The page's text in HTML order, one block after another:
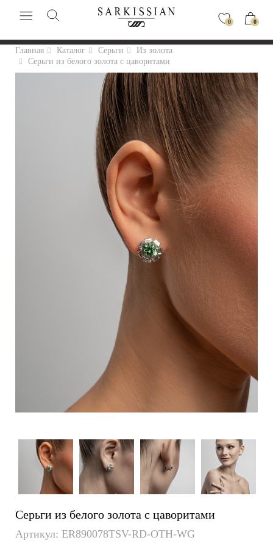
0 0
Главная Каталог Серьги
Из золота
Серьги из белого золота с цаворитами
Серьги из белого золота с цаворитами
Артикул: ER890078TSV-RD-OTH-WG